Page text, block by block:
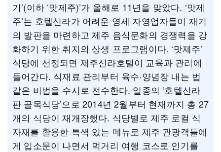
기’(이하 ‘맛제주)’가 올해로 11년을 맞았다. ‘맛제
주’는 호텔신라가 어려운 영세 자영업자들이 재기
의 발판을 마련하고 제주 음식문화의 경쟁력을 강
화하기 위한 취지의 상생 프로그램이다. ‘맛제주’
식당에 선정되면 제주신라호텔이 교육과 관리에
들어간다. 식재료 관리부터 육수·양념장 내는 법
같은 비법을 수시로 전수한다. 일종의 ‘호텔신라
판 골목식당’으로 2014년 2월부터 현재까지 총 27
개의 식당이 재개장했다. 식당별로 제주 로컬 식
자재를 활용한 특색 있는 메뉴로 제주 관광객들에
게 입소문이 나면서 먹거리 여행 코스로 인기를